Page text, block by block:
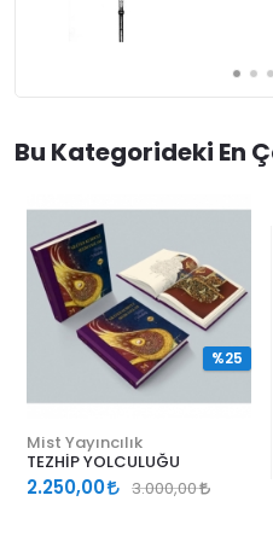
Bu Kategorideki En
Mist Yayıncılık
TEZHİP YOLCULUĞU
2.250,00 3.000,00
%25